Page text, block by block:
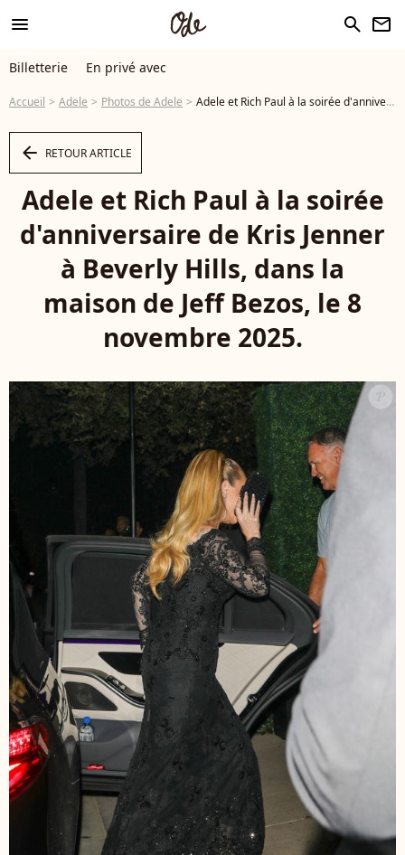
menu search newsletter
Billetterie En privé avec
Accueil Adele Photos de Adele Adele et Rich Paul à la soirée d'anniversaire de Kris Jenner à Beverly Hills, dans la maison de Jeff Bezos, le 8 novembre 2025. © Backgrid USA / Bestimage - Photo
arrow_left RETOUR ARTICLE
Adele et Rich Paul à la soirée
d'anniversaire de Kris Jenner
à Beverly Hills, dans la
maison de Jeff Bezos, le 8
novembre 2025.